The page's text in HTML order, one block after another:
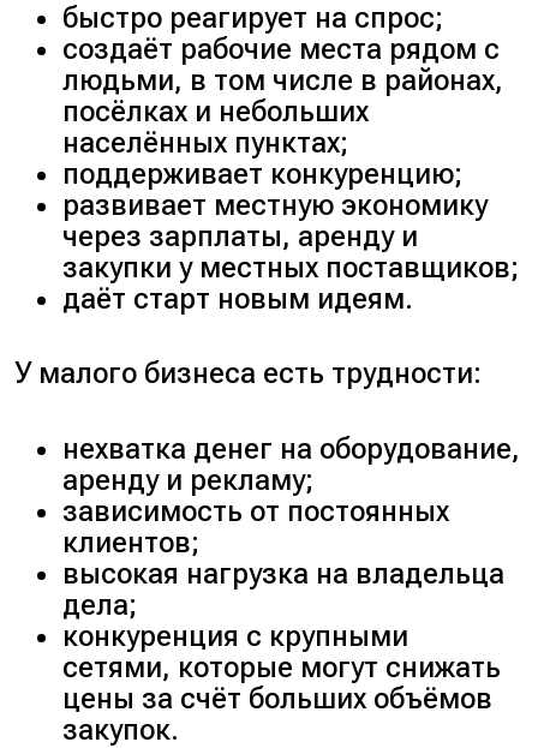
быстро реагирует на спрос;
создаёт рабочие места рядом с
людьми, в том числе в районах,
посёлках и небольших
населённых пунктах;
поддерживает конкуренцию;
развивает местную экономику
через зарплаты, аренду и
закупки у местных поставщиков;
даёт старт новым идеям.
У малого бизнеса есть трудности:
нехватка денег на оборудование,
аренду и рекламу;
зависимость от постоянных
клиентов;
высокая нагрузка на владельца
дела;
конкуренция с крупными
сетями, которые могут снижать
цены за счёт больших объёмов
закупок.